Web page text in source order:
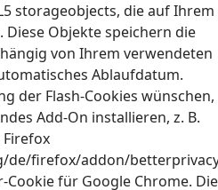
storageobjects, die auf Ihrem
Objekte speichern die
von Ihrem verwendeten
Ablaufdatum.
der Flash-Cookies wünschen,
Add-On installieren, z. B.
Firefox
de/firefox/addon/
Cookie für Google Chrome. Die